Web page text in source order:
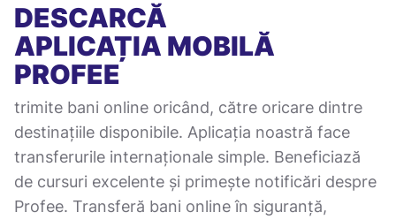
DESCARCĂ
APLICAȚIA MOBILĂ
PROFEE
trimite bani online oricând, către oricare dintre
destinațiile disponibile. Aplicația noastră face
transferurile internaționale simple. Beneficiază
de cursuri excelente și primește notificări despre
Profee. Transferă bani online în siguranță,